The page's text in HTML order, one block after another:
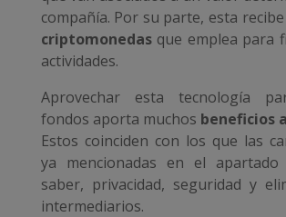
compañía. Por su parte, esta
criptomonedas que emplea para
actividades.
Aprovechar esta tecnología
fondos aporta muchos beneficios
Estos coinciden con los que las
ya mencionadas en el
saber, privacidad, seguridad y
intermediarios.